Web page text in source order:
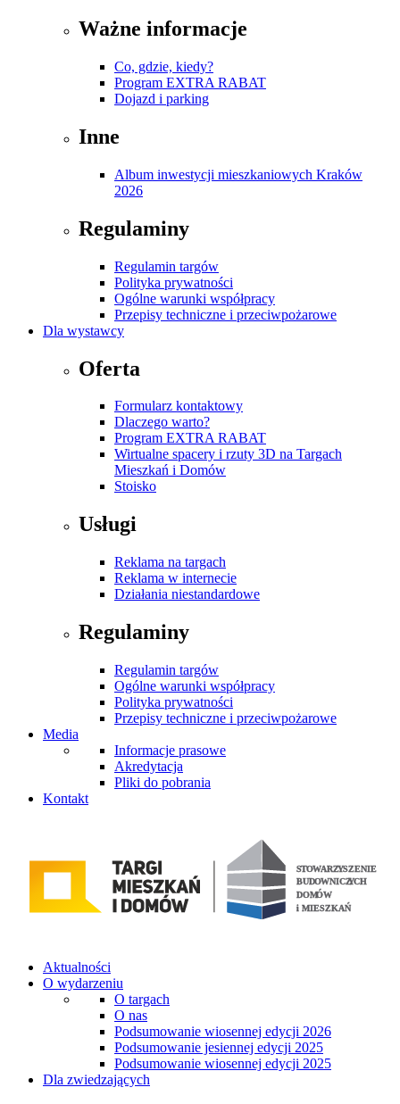
Ważne informacje
Co, gdzie, kiedy?
Program EXTRA RABAT
Dojazd i parking
Inne
Album inwestycji mieszkaniowych Kraków
2026
Regulaminy
Regulamin targów
Polityka prywatności
Ogólne warunki współpracy
Przepisy techniczne i przeciwpożarowe
Dla wystawcy
Oferta
Formularz kontaktowy
Dlaczego warto?
Program EXTRA RABAT
Wirtualne spacery i rzuty 3D na Targach
Mieszkań i Domów
Stoisko
Usługi
Reklama na targach
Reklama w internecie
Działania niestandardowe
Regulaminy
Regulamin targów
Ogólne warunki współpracy
Polityka prywatności
Przepisy techniczne i przeciwpożarowe
Media
Informacje prasowe
Akredytacja
Pliki do pobrania
Kontakt
Aktualności
O wydarzeniu
O targach
O nas
Podsumowanie wiosennej edycji 2026
Podsumowanie jesiennej edycji 2025
Podsumowanie wiosennej edycji 2025
Dla zwiedzających